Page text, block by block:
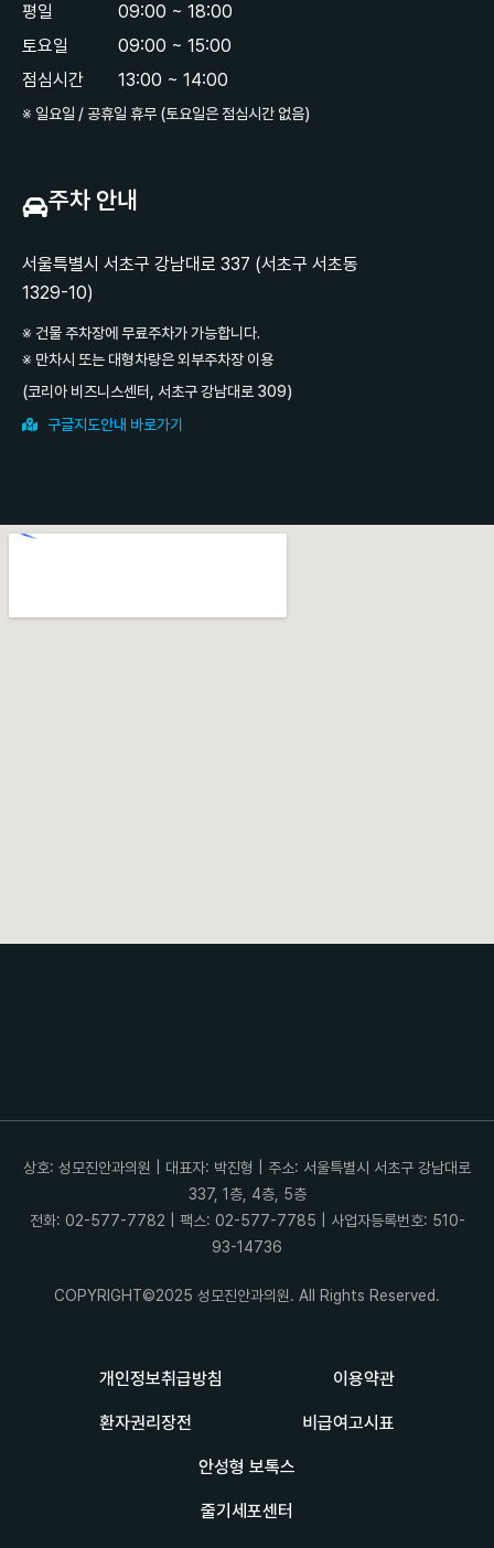
평일
토요일
점심시간
09:00 ~ 18:00
09:00 ~ 15:00
13:00 ~ 14:00
※ 일요일 / 공휴일 휴무 (토요일은 점심시간 없음)
주차 안내
서울특별시 서초구 강남대로 337 (서초구 서초동
1329-10)
※ 건물 주차장에 무료주차가 가능합니다.
※ 만차시 또는 대형차량은 외부주차장 이용
(코리아 비즈니스센터, 서초구 강남대로 309)
구글지도안내 바로가기
개인정보취급방침 이용약관
환자권리장전 비급여고시표
안성형 보톡스
줄기세포센터
상호: 성모진안과의원 | 대표자: 박진형 | 주소: 서울특별시 서초구 강남대로
337, 1층, 4층, 5층
전화: 02-577-7782 | 팩스: 02-577-7785 | 사업자등록번호: 510-
93-14736
COPYRIGHT©2025 성모진안과의원. All Rights Reserved.